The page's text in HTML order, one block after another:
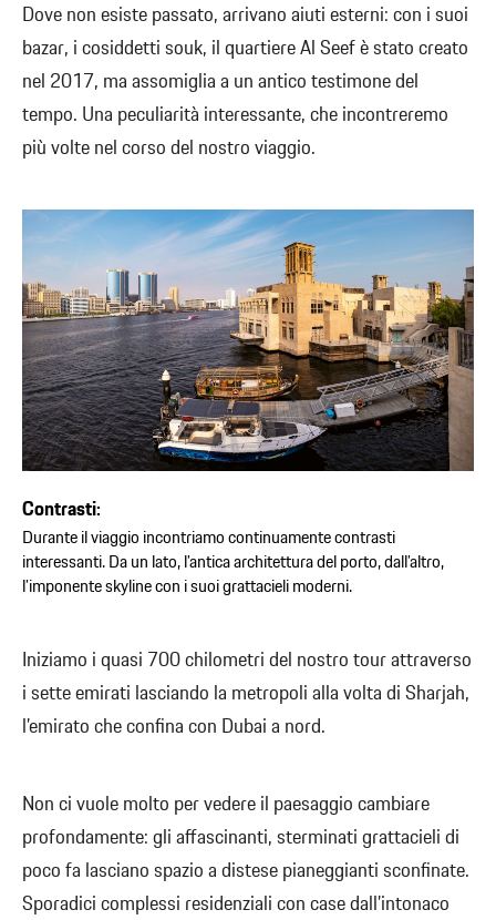
Dove non esiste passato, arrivano aiuti esterni: con i suoi
bazar, i cosiddetti souk, il quartiere Al Seef è stato creato
nel 2017, ma assomiglia a un antico testimone del
tempo. Una peculiarità interessante, che incontreremo
più volte nel corso del nostro viaggio.
Contrasti:
Durante il viaggio incontriamo continuamente contrasti
interessanti. Da un lato, l’antica architettura del porto, dall’altro,
l’imponente skyline con i suoi grattacieli moderni.
Iniziamo i quasi 700 chilometri del nostro tour attraverso
i sette emirati lasciando la metropoli alla volta di Sharjah,
l’emirato che confina con Dubai a nord.
Non ci vuole molto per vedere il paesaggio cambiare
profondamente: gli affascinanti, sterminati grattacieli di
poco fa lasciano spazio a distese pianeggianti sconfinate.
Sporadici complessi residenziali con case dall’intonaco